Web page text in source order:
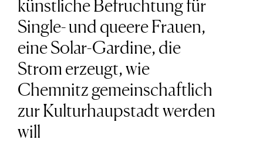
Single- und queere Frauen,
eine Solar-Gardine, die
Strom erzeugt, wie
Chemnitz gemeinschaftlich
zur Kulturhaupstadt werden
will